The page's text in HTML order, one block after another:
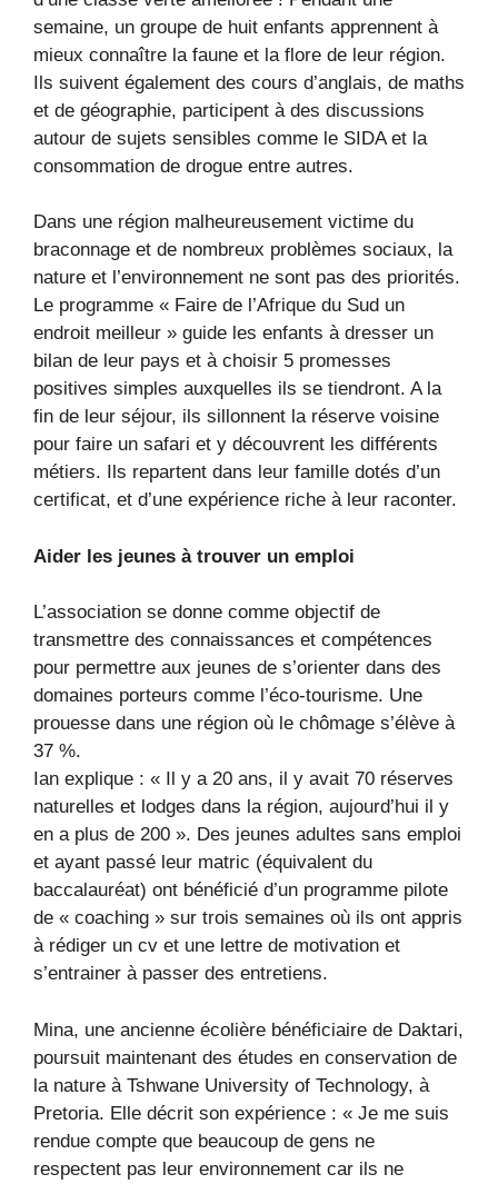
semaine, un groupe de huit enfants apprennent à
mieux connaître la faune et la flore de leur région.
Ils suivent également des cours d’anglais, de maths
et de géographie, participent à des discussions
autour de sujets sensibles comme le SIDA et la
consommation de drogue entre autres.
Dans une région malheureusement victime du
braconnage et de nombreux problèmes sociaux, la
nature et l’environnement ne sont pas des priorités.
Le programme « Faire de l’Afrique du Sud un
endroit meilleur » guide les enfants à dresser un
bilan de leur pays et à choisir 5 promesses
positives simples auxquelles ils se tiendront. A la
fin de leur séjour, ils sillonnent la réserve voisine
pour faire un safari et y découvrent les différents
métiers. Ils repartent dans leur famille dotés d’un
certificat, et d’une expérience riche à leur raconter.
Aider les jeunes à trouver un emploi
L’association se donne comme objectif de
transmettre des connaissances et compétences
pour permettre aux jeunes de s’orienter dans des
domaines porteurs comme l’éco-tourisme. Une
prouesse dans une région où le chômage s’élève à
37 %.
Ian explique : « Il y a 20 ans, il y avait 70 réserves
naturelles et lodges dans la région, aujourd’hui il y
en a plus de 200 ». Des jeunes adultes sans emploi
et ayant passé leur matric (équivalent du
baccalauréat) ont bénéficié d’un programme pilote
de « coaching » sur trois semaines où ils ont appris
à rédiger un cv et une lettre de motivation et
s’entrainer à passer des entretiens.
Mina, une ancienne écolière bénéficiaire de Daktari,
poursuit maintenant des études en conservation de
la nature à Tshwane University of Technology, à
Pretoria. Elle décrit son expérience : « Je me suis
rendue compte que beaucoup de gens ne
respectent pas leur environnement car ils ne